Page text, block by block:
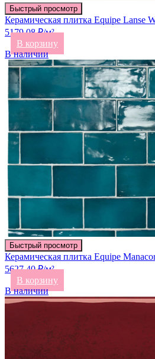
Быстрый просмотр
Керамическая плитка Equipe Lanse
5179.08 ₽/м²
В корзину
В наличии
Быстрый просмотр
Керамическая плитка Equipe
5627.40 ₽/м²
В корзину
В наличии